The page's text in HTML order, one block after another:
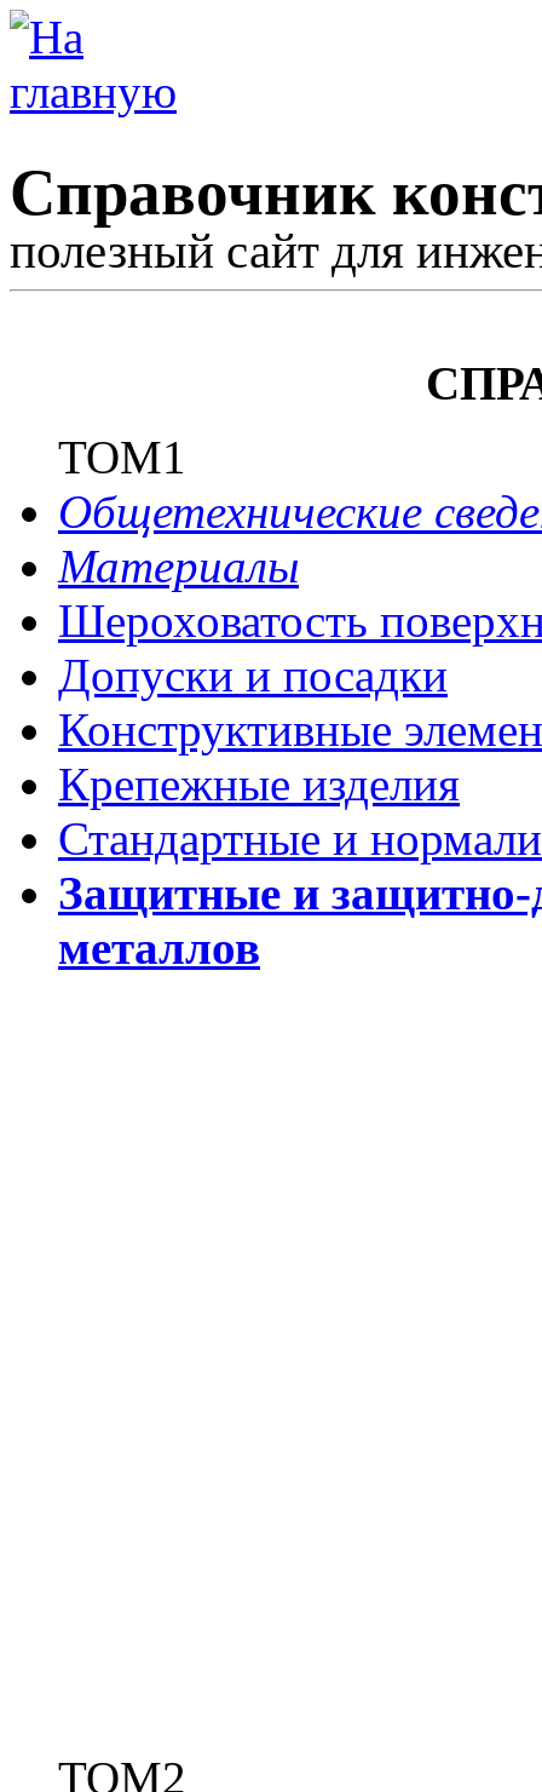
Справочник
полезный сайт для
ТОМ1
Общетехнические
Материалы
Шероховатость
Допуски и посадки
Конструктивные
Крепежные изделия
Стандартные и
Защитные и защитно-
металлов
ТОМ2